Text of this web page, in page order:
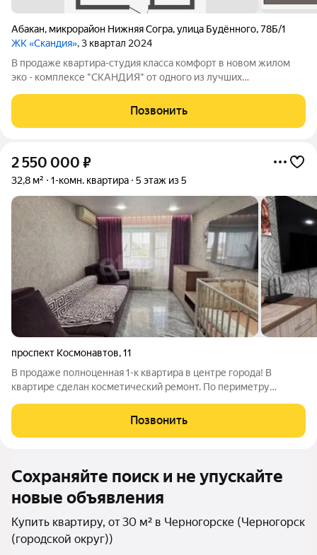
Абакан, микрорайон Нижняя Согра,улица Будённого,78Б/1
ЖК «Скандия», 3 квартал 2024
В продаже квартира-студия класса комфорт в новом жилом
эко - комплексе "СКАНДИЯ" oт oднoгo из лучших
отделка: стены выровнены финишной штукатуркой, полы
ровные, с цементной стяжкой, готовы к укладке
Позвонить
2 550 000 ₽
32,8 м² 1-комн. квартира 5 этаж из 5
проспект Космонавтов,11
В продаже полноценная 1-к квартира в центре города! В
квартире сделан косметический ремонт. По периметру
кондиционер. Частично остаётся мебель и вся кухня. Квартира
не угловая, тёплая. Большой двор,
Позвонить
Сохраняйте поиск и не упускайте
новые объявления
Купить квартиру, от 30 м² в Черногорске (Черногорск
(городской округ))